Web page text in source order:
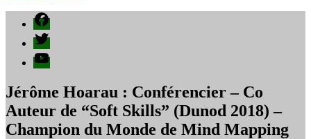
Facebook
Twitter
YouTube
Jérôme Hoarau : Conférencier – Co
Auteur de “Soft Skills” (Dunod 2018) –
Champion du Monde de Mind Mapping